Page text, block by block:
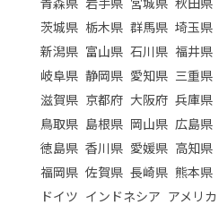
茨城県 栃木県 群馬県 埼玉県
新潟県 富山県 石川県 福井県
岐阜県 静岡県 愛知県 三重県
滋賀県 京都府 大阪府 兵庫県
鳥取県 島根県 岡山県 広島県
徳島県 香川県 愛媛県 高知県
福岡県 佐賀県 長崎県 熊本県
ドイツ インドネシア アメリカ